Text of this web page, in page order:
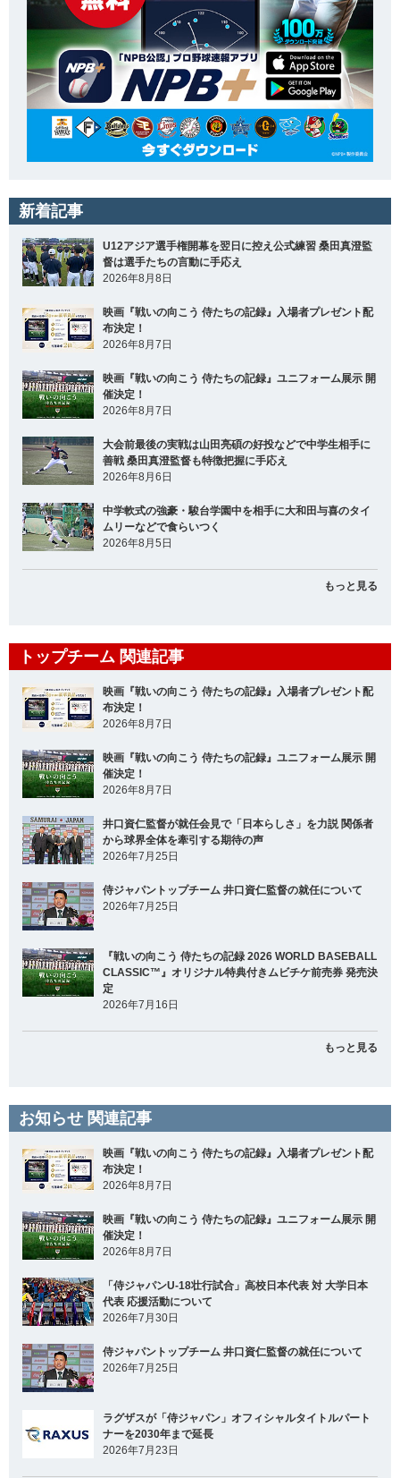
新着記事
U12アジア選手権開幕を翌日に控え公式練習 桑田真澄監
督は選手たちの言動に手応え
2026年8月8日
映画『戦いの向こう 侍たちの記録』入場者プレゼント配
布決定！
2026年8月7日
映画『戦いの向こう 侍たちの記録』ユニフォーム展示 開
催決定！
2026年8月7日
大会前最後の実戦は山田亮碩の好投などで中学生相手に
善戦 桑田真澄監督も特徴把握に手応え
2026年8月6日
中学軟式の強豪・駿台学園中を相手に大和田与喜のタイ
ムリーなどで食らいつく
2026年8月5日
もっと見る
トップチーム 関連記事
映画『戦いの向こう 侍たちの記録』入場者プレゼント配
布決定！
2026年8月7日
映画『戦いの向こう 侍たちの記録』ユニフォーム展示 開
催決定！
2026年8月7日
井口資仁監督が就任会見で「日本らしさ」を力説 関係者
から球界全体を牽引する期待の声
2026年7月25日
侍ジャパントップチーム 井口資仁監督の就任について
2026年7月25日
『戦いの向こう 侍たちの記録 2026 WORLD BASEBALL
CLASSIC™』オリジナル特典付きムビチケ前売券 発売決
定
2026年7月16日
もっと見る
お知らせ 関連記事
映画『戦いの向こう 侍たちの記録』入場者プレゼント配
布決定！
2026年8月7日
映画『戦いの向こう 侍たちの記録』ユニフォーム展示 開
催決定！
2026年8月7日
「侍ジャパンU-18壮行試合」高校日本代表 対 大学日本
代表 応援活動について
2026年7月30日
侍ジャパントップチーム 井口資仁監督の就任について
2026年7月25日
ラグザスが「侍ジャパン」オフィシャルタイトルパート
ナーを2030年まで延長
2026年7月23日